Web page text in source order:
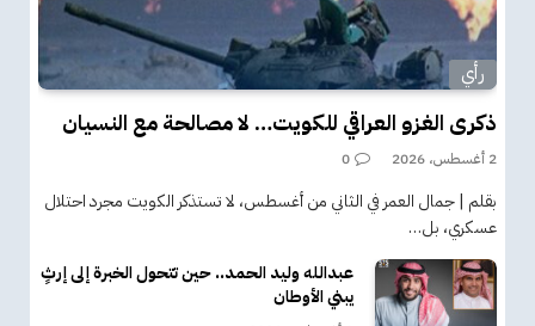
رأي
ذكرى الغزو العراقي للكويت… لا مصالحة مع النسيان
2 أغسطس، 2026 0
بقلم | جمال العمر في الثاني من أغسطس، لا تستذكر الكويت مجرد احتلال
عسكري، بل…
عبدالله وليد الحمد.. حين تتحول الخبرة إلى إرثٍ
يبني الأوطان